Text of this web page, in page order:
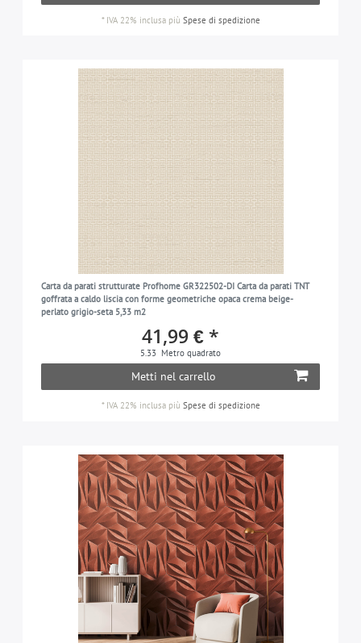
* IVA 22% inclusapiù Spese di spedizione
Carta da parati strutturate Profhome GR322502-DI Carta da parati TNT
goffrata a caldo liscia con forme geometriche opaca crema beige-
perlato grigio-seta 5,33 m2
41,99 € *
5.33 Metro quadrato
Metti nel carrello
* IVA 22% inclusapiù Spese di spedizione